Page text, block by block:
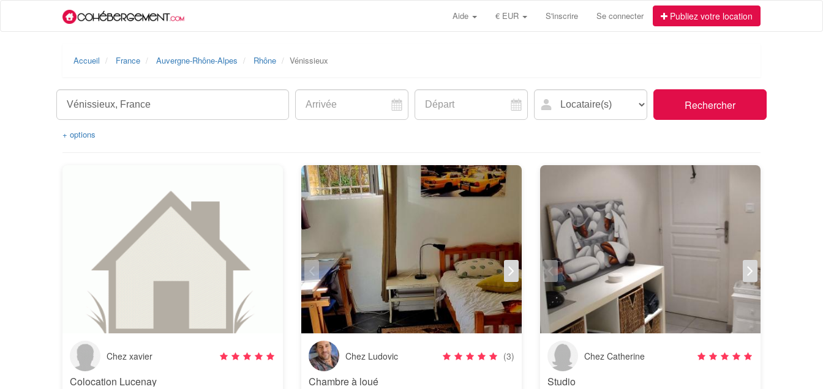
Aide € EUR S'inscrire Se connecter Publiez votre location
Accueil France Auvergne-Rhône-Alpes Rhône Vénissieux
Rechercher
+ options
Chez xavier
Colocation Lucenay
Chez Ludovic (3)
Chambre à loué
Chez Catherine
Studio